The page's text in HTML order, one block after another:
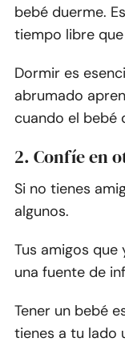
bebé duerme.
tiempo libre
Dormir es
abrumado
cuando el bebé
2. Confíe en
Si no tienes
algunos.
Tus amigos
una fuente de
Tener un bebé
tienes a tu lado